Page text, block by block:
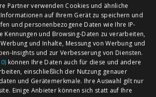
Partner verwenden Cookies und ähnliche
auf Ihrem Gerät zu speichern und
und personenbezogene Daten wie Ihre IP-
Kennungen und Browsing-Daten zu verarbeiten,
und Inhalte, Messung von Werbung und
Insights und zur Verbesserung von Diensten.
können Ihre Daten auch für diese und andere
einschließlich der Nutzung genauer
und Gerätemerkmale. Ihre Auswahl gilt nur
Einige Anbieter können sich statt auf Ihre